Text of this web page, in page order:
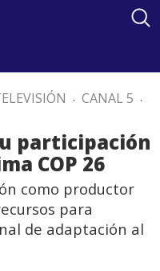
. CANAL 5 .
participación
COP 26
como productor
para
de adaptación al